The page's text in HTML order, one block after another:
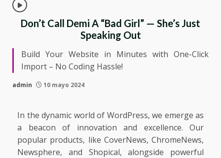
Don’t Call Demi A “Bad Girl” — She’s Just
Speaking Out
Build Your Website in Minutes with One-Click
Import – No Coding Hassle!
admin 10 mayo 2024
In the dynamic world of WordPress, we emerge as
a beacon of innovation and excellence. Our
popular products, like CoverNews, ChromeNews,
Newsphere, and Shopical, alongside powerful